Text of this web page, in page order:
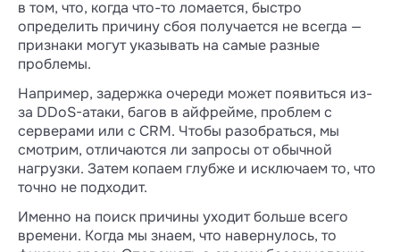
в том, что, когда что-то ломается, быстро
определить причину сбоя получается не всегда —
признаки могут указывать на самые разные
проблемы.
Например, задержка очереди может появиться из-
за DDoS-атаки, багов в айфрейме, проблем с
серверами или с CRM. Чтобы разобраться, мы
смотрим, отличаются ли запросы от обычной
нагрузки. Затем копаем глубже и исключаем то, что
точно не подходит.
Именно на поиск причины уходит больше всего
времени. Когда мы знаем, что навернулось, то